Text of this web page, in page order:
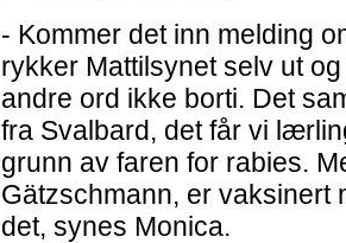
- Kommer det inn melding
rykker Mattilsynet selv ut
andre ord ikke borti. Det
fra Svalbard, det får vi
grunn av faren for rabies.
Gätzschmann, er vaksinert
det, synes Monica.